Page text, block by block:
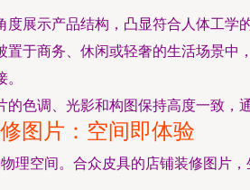
度展示产品结构，凸显符合人体工学
置于商务、休闲或轻奢的生活场景
的色调、光影和构图保持高度一致，
图片：空间即体验
理空间。合众皮具的店铺装修图片